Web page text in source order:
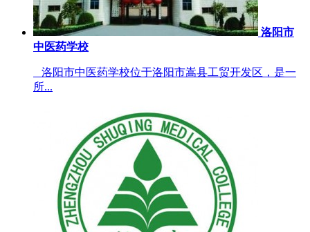
洛阳市
中医药学校
洛阳市中医药学校位于洛阳市嵩县工贸开发区，是一
所...